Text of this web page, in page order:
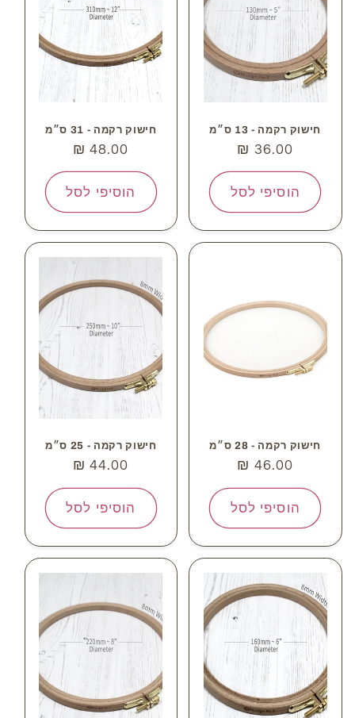
צ
י
ו
ת
:
חישוק רקמה - 13 ס״מ
מחיר
רגיל
36.00 ₪
הוסיפי לסל
חישוק רקמה - 31 ס״מ
מחיר
רגיל
48.00 ₪
הוסיפי לסל
חישוק רקמה - 28 ס״מ
מחיר
רגיל
46.00 ₪
הוסיפי לסל
חישוק רקמה - 25 ס״מ
מחיר
רגיל
44.00 ₪
הוסיפי לסל